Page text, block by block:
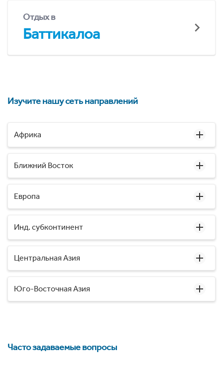
Отдых в
Баттикалоа
Изучите нашу сеть направлений
Африка
Ближний Восток
Европа
Инд. субконтинент
Центральная Азия
Юго-Восточная Азия
Часто задаваемые вопросы